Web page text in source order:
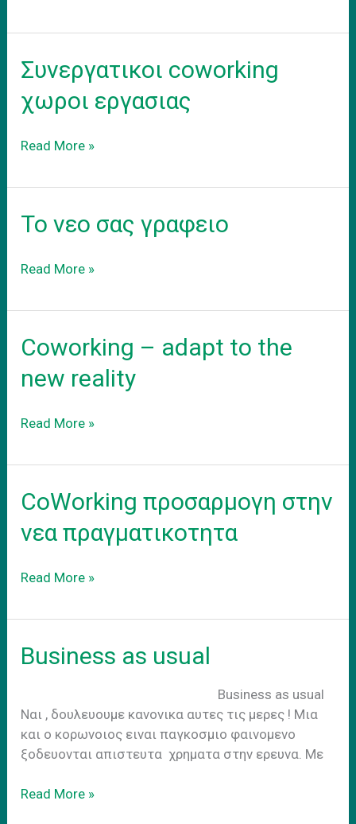
coworking
στα
Συνεργατικοι coworking
χωροι εργασιας
Συνεργατικοι
χωροι
Read More »
Το νεο σας γραφειο
Το
σας
Read More »
Coworking – adapt to the
new reality
Coworking
adapt
the
reality
Read More »
CoWorking προσαρμογη στην
νεα πραγματικοτητα
CoWorking
στην
πραγματικοτητα
Read More »
Business as usual
Business as usual
Nαι , δουλευουμε κανονικα αυτες τις μερες ! Μια
και ο κορωνοιος ειναι παγκοσμιο φαινομενο
ξοδευονται απιστευτα χρηματα στην ερευνα. Με
Business
Read More »